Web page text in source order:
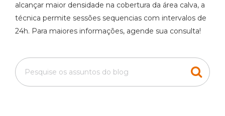
alcançar maior densidade na cobertura da área calva, a
técnica permite sessões sequencias com intervalos de
24h. Para maiores informações, agende sua consulta!